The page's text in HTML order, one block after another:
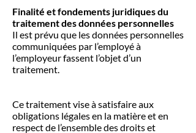
Finalité et fondements juridiques du
traitement des données personnelles
Il est prévu que les données personnelles
communiquées par l’employé à
l’employeur fassent l’objet d’un
traitement.
Ce traitement vise à satisfaire aux
obligations légales en la matière et en
respect de l’ensemble des droits et